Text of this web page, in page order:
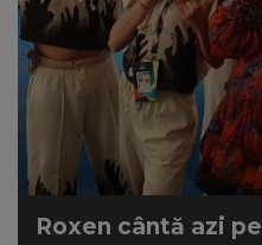
Roxen cântă azi